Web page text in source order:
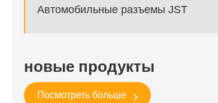
Автомобильные разъемы JST
новые продукты
Посмотреть больше